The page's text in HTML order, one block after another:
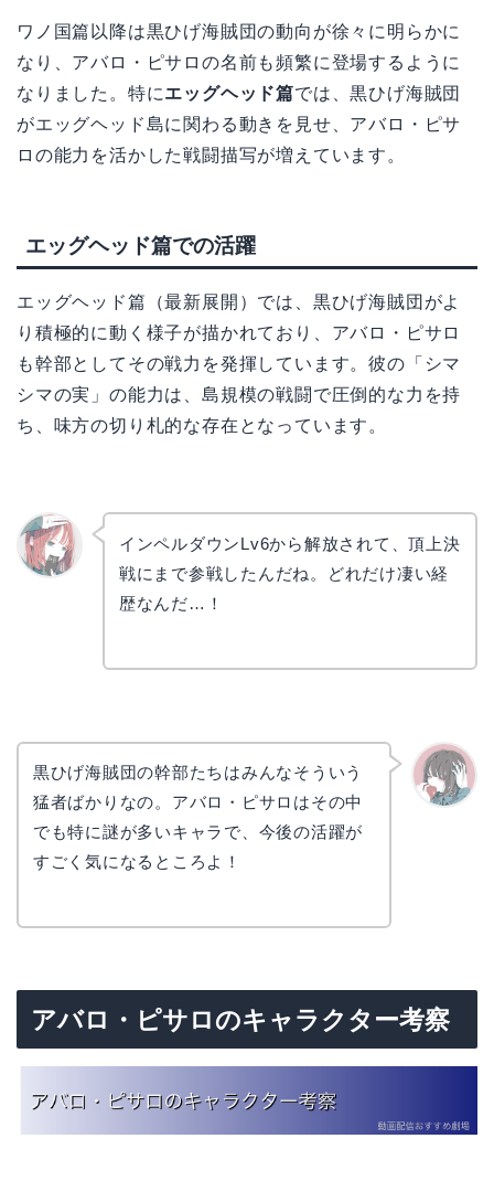
ワノ国篇以降は黒ひげ海賊団の動向が徐々に明らかに
なり、アバロ・ピサロの名前も頻繁に登場するように
なりました。特にエッグヘッド篇では、黒ひげ海賊団
がエッグヘッド島に関わる動きを見せ、アバロ・ピサ
ロの能力を活かした戦闘描写が増えています。
エッグヘッド篇での活躍
エッグヘッド篇（最新展開）では、黒ひげ海賊団がよ
り積極的に動く様子が描かれており、アバロ・ピサロ
も幹部としてその戦力を発揮しています。彼の「シマ
シマの実」の能力は、島規模の戦闘で圧倒的な力を持
ち、味方の切り札的な存在となっています。
インペルダウンLv6から解放されて、頂上決
戦にまで参戦したんだね。どれだけ凄い経
歴なんだ…！
黒ひげ海賊団の幹部たちはみんなそういう
猛者ばかりなの。アバロ・ピサロはその中
でも特に謎が多いキャラで、今後の活躍が
すごく気になるところよ！
アバロ・ピサロのキャラクター考察